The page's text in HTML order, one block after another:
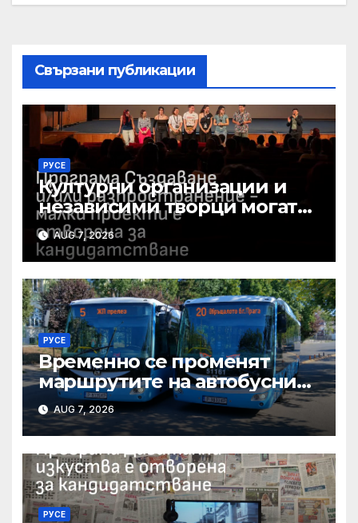
Свързани публикации
РУСЕ
Културни организации и
независими творци могат
да получат до 15 000 евро за
свои проекти
AUG 7, 2026
РУСЕ
Временно се променят
маршрутите на автобусни
линии № 5 и № 20 заради
строително-ремонтни
дейности
AUG 7, 2026
РУСЕ